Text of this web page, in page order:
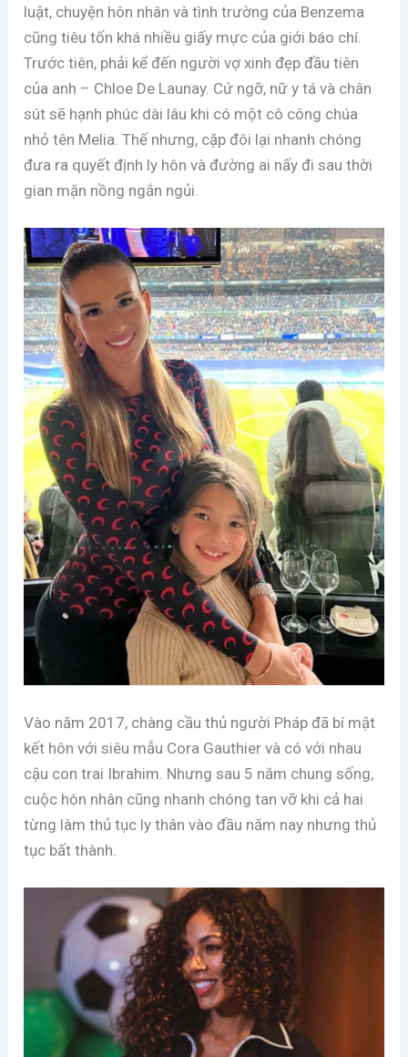
luật, chuyện hôn nhân và tình trường của Benzema
cũng tiêu tốn khá nhiều giấy mực của giới báo chí.
Trước tiên, phải kể đến người vợ xinh đẹp đầu tiên
của anh – Chloe De Launay. Cứ ngỡ, nữ y tá và chân
sút sẽ hạnh phúc dài lâu khi có một cô công chúa
nhỏ tên Melia. Thế nhưng, cặp đôi lại nhanh chóng
đưa ra quyết định ly hôn và đường ai nấy đi sau thời
gian mặn nồng ngắn ngủi.
Vào năm 2017, chàng cầu thủ người Pháp đã bí mật
kết hôn với siêu mẫu Cora Gauthier và có với nhau
cậu con trai Ibrahim. Nhưng sau 5 năm chung sống,
cuộc hôn nhân cũng nhanh chóng tan vỡ khi cả hai
từng làm thủ tục ly thân vào đầu năm nay nhưng thủ
tục bất thành.